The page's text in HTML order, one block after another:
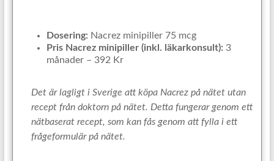
Dosering: Nacrez minipiller 75 mcg
Pris Nacrez minipiller (inkl. läkarkonsult): 3
månader – 392 Kr
Det är lagligt i Sverige att köpa Nacrez på nätet utan
recept från doktorn på nätet. Detta fungerar genom ett
nätbaserat recept, som kan fås genom att fylla i ett
frågeformulär på nätet.